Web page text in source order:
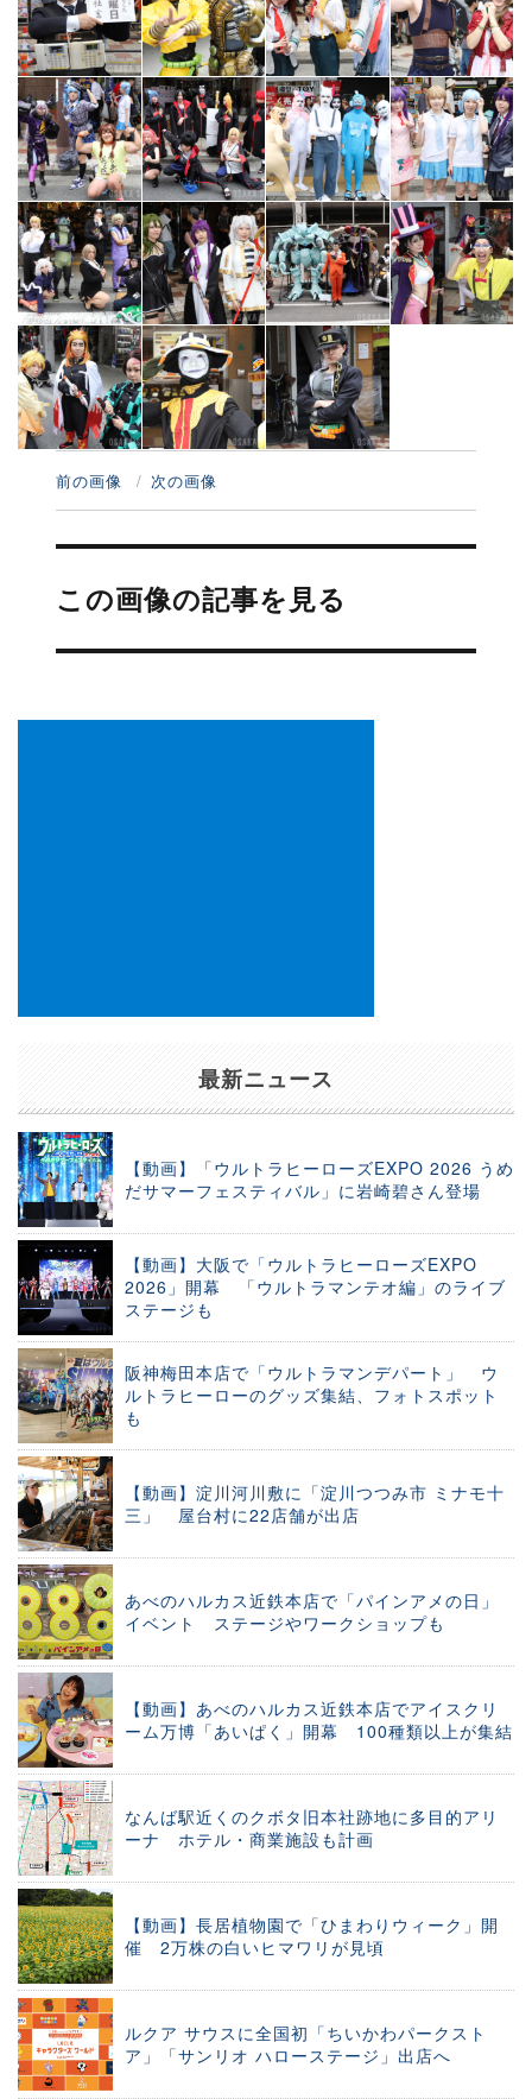
前の画像 次の画像
投
ナ
ビ
ー
この画像の記事を見る
最新ニュース
【動画】「ウルトラヒーローズEXPO 2026 うめ
だサマーフェスティバル」に岩崎碧さん登場
【動画】大阪で「ウルトラヒーローズEXPO
2026」開幕 「ウルトラマンテオ編」のライブ
ステージも
阪神梅田本店で「ウルトラマンデパート」 ウ
ルトラヒーローのグッズ集結、フォトスポット
も
【動画】淀川河川敷に「淀川つつみ市 ミナモ十
三」 屋台村に22店舗が出店
あべのハルカス近鉄本店で「パインアメの日」
イベント ステージやワークショップも
【動画】あべのハルカス近鉄本店でアイスクリ
ーム万博「あいぱく」開幕 100種類以上が集結
なんば駅近くのクボタ旧本社跡地に多目的アリ
ーナ ホテル・商業施設も計画
【動画】長居植物園で「ひまわりウィーク」開
催 2万株の白いヒマワリが見頃
ルクア サウスに全国初「ちいかわパークスト
ア」「サンリオ ハローステージ」出店へ